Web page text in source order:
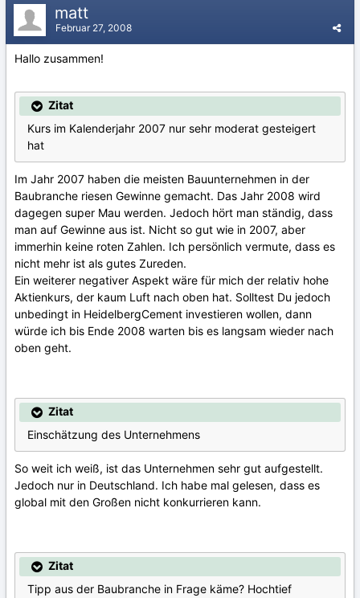
matt
Februar 27, 2008
Hallo zusammen!
Zitat
Kurs im Kalenderjahr 2007 nur sehr moderat gesteigert
hat
Im Jahr 2007 haben die meisten Bauunternehmen in der
Baubranche riesen Gewinne gemacht. Das Jahr 2008 wird
dagegen super Mau werden. Jedoch hört man ständig, dass
man auf Gewinne aus ist. Nicht so gut wie in 2007, aber
immerhin keine roten Zahlen. Ich persönlich vermute, dass es
nicht mehr ist als gutes Zureden.
Ein weiterer negativer Aspekt wäre für mich der relativ hohe
Aktienkurs, der kaum Luft nach oben hat. Solltest Du jedoch
unbedingt in HeidelbergCement investieren wollen, dann
würde ich bis Ende 2008 warten bis es langsam wieder nach
oben geht.
Zitat
Einschätzung des Unternehmens
So weit ich weiß, ist das Unternehmen sehr gut aufgestellt.
Jedoch nur in Deutschland. Ich habe mal gelesen, dass es
global mit den Großen nicht konkurrieren kann.
Zitat
Tipp aus der Baubranche in Frage käme? Hochtief